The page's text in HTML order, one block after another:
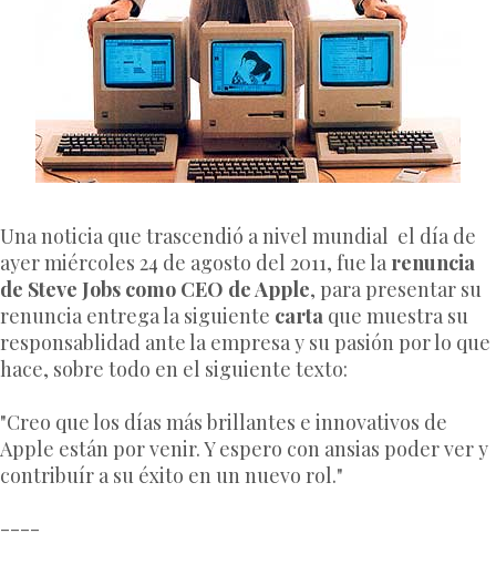
Una noticia que trascendió a nivel mundial el día de
ayer miércoles 24 de agosto del 2011, fue la renuncia
de Steve Jobs como CEO de Apple, para presentar su
renuncia entrega la siguiente carta que muestra su
responsablidad ante la empresa y su pasión por lo que
hace, sobre todo en el siguiente texto:
"Creo que los días más brillantes e innovativos de
Apple están por venir. Y espero con ansias poder ver y
contribuír a su éxito en un nuevo rol."
----